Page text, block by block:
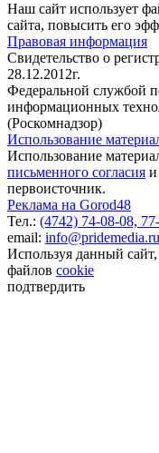
Наш сайт использует
сайта, повысить его
Правовая информация
Свидетельство о
28.12.2012г.
Федеральной службой
информационных
(Роскомнадзор)
Использование
Использование
письменного согласия и
первоисточник.
Реклама на Gorod48
Тел.: (4742) 74-08-08,
email: info@pridemedia.ru
Используя данный сайт,
файлов cookie
подтвердить